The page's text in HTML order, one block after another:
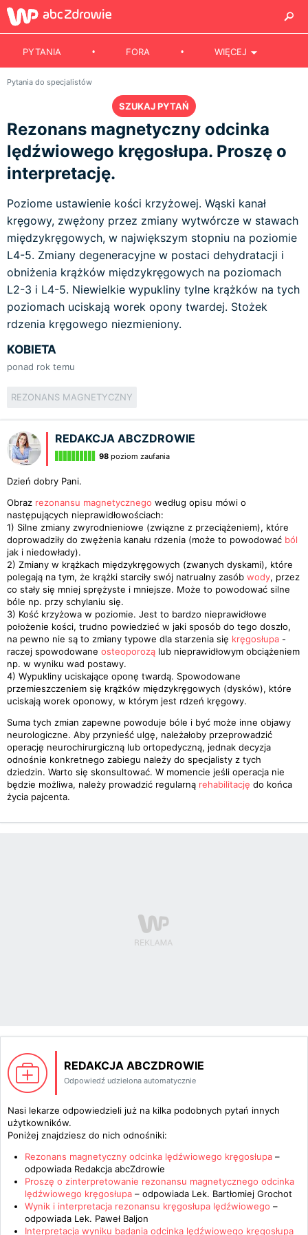
PYTANIA FORA WIĘCEJ
Pytania do specjalistów
SZUKAJ PYTAŃ
Rezonans magnetyczny odcinka
lędźwiowego kręgosłupa. Proszę o
interpretację.
Poziome ustawienie kości krzyżowej. Wąski kanał
kręgowy, zwężony przez zmiany wytwórcze w stawach
międzykręgowych, w największym stopniu na poziomie
L4-5. Zmiany degeneracyjne w postaci dehydratacji i
obniżenia krążków międzykręgowych na poziomach
L2-3 i L4-5. Niewielkie wypukliny tylne krążków na tych
poziomach uciskają worek opony twardej. Stożek
rdzenia kręgowego niezmieniony.
KOBIETA
ponad rok temu
REZONANS MAGNETYCZNY
REDAKCJA ABCZDROWIE
98 poziom zaufania
Dzień dobry Pani.
Obraz rezonansu magnetycznego według opisu mówi o
następujących nieprawidłowościach:
1) Silne zmiany zwyrodnieniowe (związne z przeciążeniem), które
doprowadziły do zwężenia kanału rdzenia (może to powodować ból
jak i niedowłady).
2) Zmiany w krążkach międzykręgowych (zwanych dyskami), które
polegają na tym, że krążki starciły swój natrualny zasób wody, przez
co stały się mniej sprężyste i mniejsze. Może to powodować silne
bóle np. przy schylaniu się.
3) Kość krzyżowa w poziomie. Jest to bardzo nieprawidłowe
położenie kości, trudno powiedzieć w jaki sposób do tego doszło,
na pewno nie są to zmiany typowe dla starzenia się kręgosłupa -
raczej spowodowane osteoporozą lub nieprawidłowym obciążeniem
np. w wyniku wad postawy.
4) Wypukliny uciskające oponę twardą. Spowodowane
przemieszczeniem się krążków międzykręgowych (dysków), które
uciskają worek oponowy, w którym jest rdzeń kręgowy.
Suma tych zmian zapewne powoduje bóle i być może inne objawy
neurologiczne. Aby przynieść ulgę, należałoby przeprowadzić
operację neurochirurgiczną lub ortopedyczną, jednak decyzja
odnośnie konkretnego zabiegu należy do specjalisty z tych
dziedzin. Warto się skonsultować. W momencie jeśli operacja nie
będzie możliwa, należy prowadzić regularną rehabilitację do końca
życia pajcenta.
REDAKCJA ABCZDROWIE
Odpowiedź udzielona automatycznie
Nasi lekarze odpowiedzieli już na kilka podobnych pytań innych
użytkowników.
Poniżej znajdziesz do nich odnośniki:
Rezonans magnetyczny odcinka lędźwiowego kręgosłupa –
odpowiada Redakcja abcZdrowie
Proszę o zinterpretowanie rezonansu magnetycznego odcinka
lędźwiowego kręgosłupa – odpowiada Lek. Bartłomiej Grochot
Wynik i interpretacja rezonansu kręgosłupa lędźwiowego –
odpowiada Lek. Paweł Baljon
Interpretacja wyniku badania odcinka lędźwiowego kręgosłupa